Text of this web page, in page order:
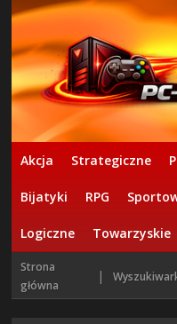
Akcja Strategiczne
Bijatyki RPG
Logiczne Towarzyskie
Strona
główna
|